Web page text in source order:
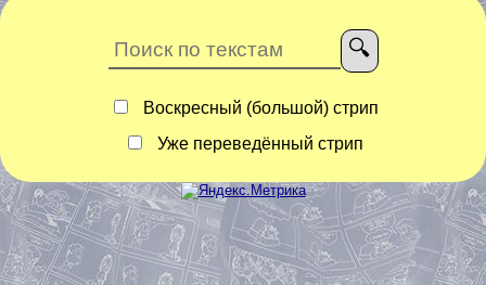
Воскресный (большой) стрип
Уже переведённый стрип